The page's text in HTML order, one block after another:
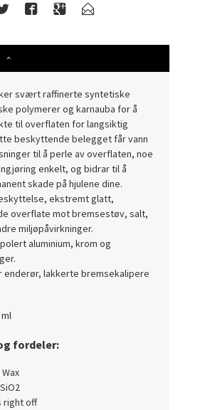
svært raffinerte syntetiske
polymerer og karnauba for å
til overflaten for langsiktig
beskyttende belegget får vann
til å perle av overflaten, noe
enkelt, og bidrar til å
skade på hjulene dine.
ekstremt glatt,
overflate mot bremsestøv, salt,
miljøpåvirkninger.
aluminium, krom og
enderør, lakkerte bremsekalipere
fordeler:
right off